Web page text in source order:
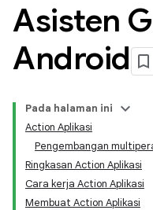
Asisten
Android
Pada halaman ini
Action Aplikasi
Pengembangan
Ringkasan Action Aplikasi
Cara kerja Action Aplikasi
Membuat Action Aplikasi